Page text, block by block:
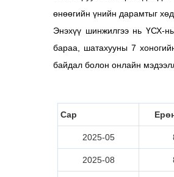
өнөөгийн үнийн дарамтыг
Энэхүү шинжилгээ нь ҮСХ-
бараа, шатахууны 7
байдал болон онлайн
Сар
2025-05
2025-08